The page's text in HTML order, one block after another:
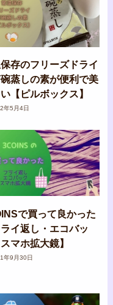
存のフリーズドライ
蒸しの素が便利で美
【ピルボックス】
年5月4日
で買って良かった
ライ返し・エコバッ
マホ拡大鏡】
年9月30日